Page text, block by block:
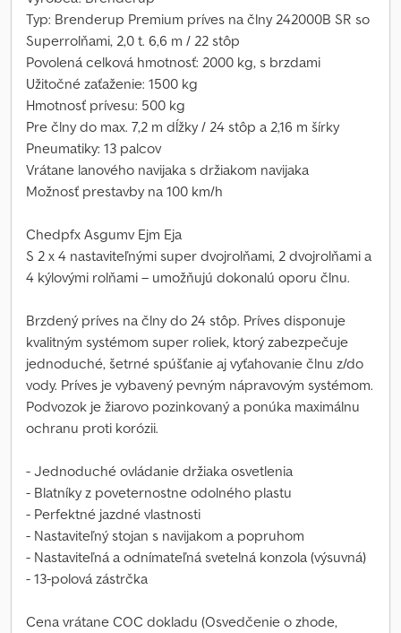
Typ: Brenderup Premium príves na člny 242000B SR so
Superrolňami, 2,0 t. 6,6 m / 22 stôp
Povolená celková hmotnosť: 2000 kg, s brzdami
Užitočné zaťaženie: 1500 kg
Hmotnosť prívesu: 500 kg
Pre člny do max. 7,2 m dĺžky / 24 stôp a 2,16 m šírky
Pneumatiky: 13 palcov
Vrátane lanového navijaka s držiakom navijaka
Možnosť prestavby na 100 km/h
Chedpfx Asgumv Ejm Eja
S 2 x 4 nastaviteľnými super dvojrolňami, 2 dvojrolňami a
4 kýlovými rolňami – umožňujú dokonalú oporu člnu.
Brzdený príves na člny do 24 stôp. Príves disponuje
kvalitným systémom super roliek, ktorý zabezpečuje
jednoduché, šetrné spúšťanie aj vyťahovanie člnu z/do
vody. Príves je vybavený pevným nápravovým systémom.
Podvozok je žiarovo pozinkovaný a ponúka maximálnu
ochranu proti korózii.
- Jednoduché ovládanie držiaka osvetlenia
- Blatníky z poveternostne odolného plastu
- Perfektné jazdné vlastnosti
- Nastaviteľný stojan s navijakom a popruhom
- Nastaviteľná a odnímateľná svetelná konzola (výsuvná)
- 13-polová zástrčka
Cena vrátane COC dokladu (Osvedčenie o zhode,